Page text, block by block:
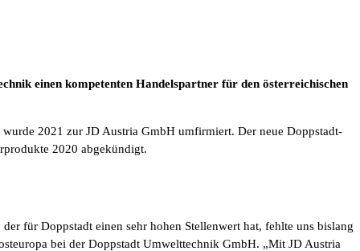
einen kompetenten Handelspartner für den österreichischen
2021 zur JD Austria GmbH umfirmiert. Der neue Doppstadt-
2020 abgekündigt.
für Doppstadt einen sehr hohen Stellenwert hat, fehlte uns bislang
bei der Doppstadt Umwelttechnik GmbH. „Mit JD Austria